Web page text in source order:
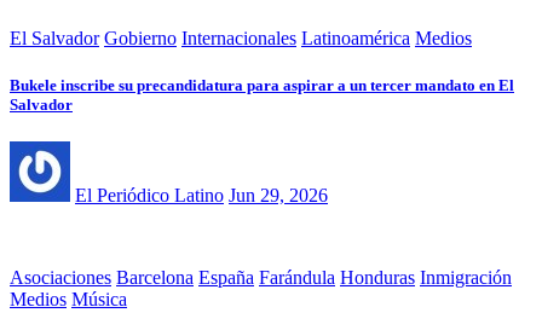
El Salvador Gobierno Internacionales Latinoamérica Medios
Bukele inscribe su precandidatura para aspirar a un tercer mandato en El
Salvador
El Periódico Latino Jun 29, 2026
Asociaciones Barcelona España Farándula Honduras Inmigración
Medios Música